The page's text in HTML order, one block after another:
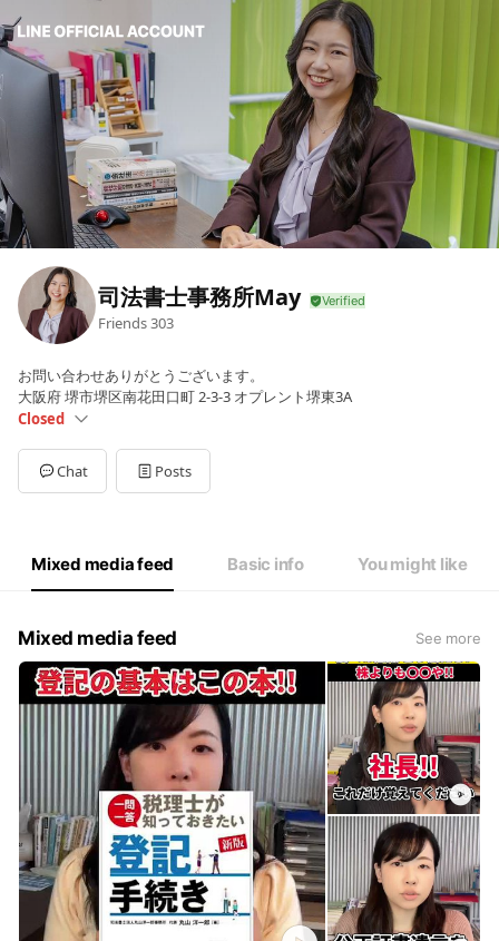
司法書士事務所May
Friends303
お問い合わせありがとうございます。
大阪府 堺市堺区南花田口町 2-3-3 オプレント堺東3A
Closed
Mon09:00 - 18:00
SunClosed
Chat Posts
Mixed media feed Basic info You might like
Mixed media feed See more